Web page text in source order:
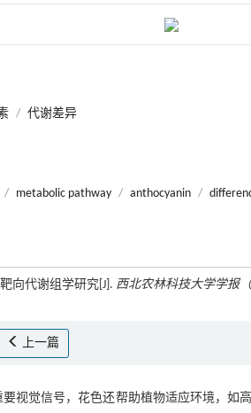
/ 代谢差异
/ metabolic pathway / anthocyanin /
向代谢组学研究[J]. 西北农林科技大学学报
上一篇
视觉信号，花色还帮助植物适应环境，如